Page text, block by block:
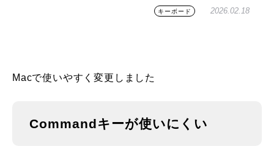
キーボード 2026.02.18
Macで使いやすく変更しました
Commandキーが使いにくい